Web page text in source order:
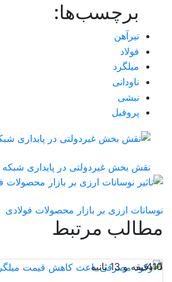
برچسب‌ها:
تیرآهن
فولاد
میلگرد
ناودانی
نبشی
پروفیل
نقش‌ بخش غیردولتی در پایداری
نوسانات ارزی بر بازار محصولات فولادی
مطالب مرتبط
1 دقیقه و 13 ثانیه
410